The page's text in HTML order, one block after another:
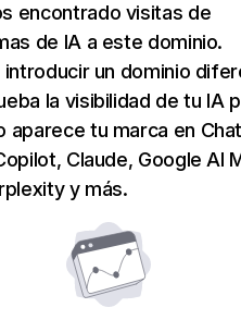
encontrado visitas de
de IA a este dominio.
introducir un dominio
la visibilidad de tu IA
aparece tu marca en
Claude, Google AI
y más.